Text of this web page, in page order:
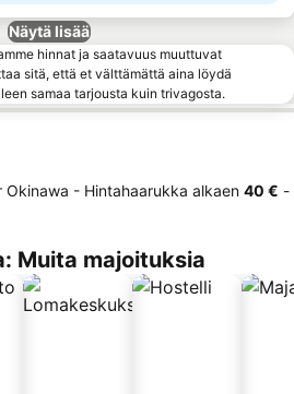
Näytä lisää
hinnat ja saatavuus muuttuvat
sitä, että et välttämättä aina löydä
samaa tarjousta kuin trivagosta.
Okinawa - Hintahaarukka alkaen ‎40 € -
Muita majoituksia